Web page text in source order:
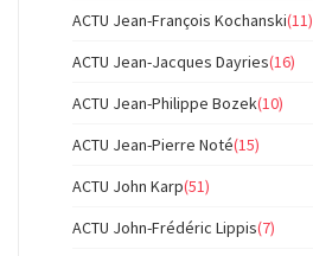
ACTU Jean-François Kochanski(11)
ACTU Jean-Jacques Dayries(16)
ACTU Jean-Philippe Bozek(10)
ACTU Jean-Pierre Noté(15)
ACTU John Karp(51)
ACTU John-Frédéric Lippis(7)